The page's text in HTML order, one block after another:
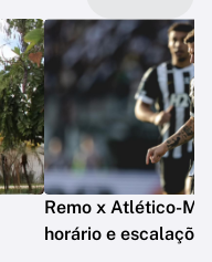
Remo x Atlético-
horário e escalações